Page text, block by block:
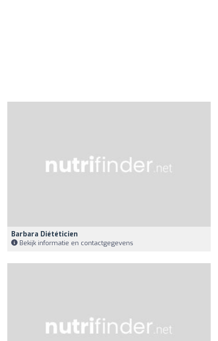
Barbara Diététicien
Bekijk informatie en contactgegevens